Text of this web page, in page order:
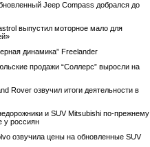
Jeep Compass добрался до
выпустил моторное мало для
динамика” Freelander
продажи “Соллерс” выросли на
Rover озвучил итоги деятельности в
и SUV Mitsubishi по-прежнему
у россиян
озвучила цены на обновленные SUV